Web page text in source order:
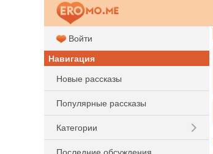
Войти
Навигация
Новые рассказы
Популярные рассказы
Категории